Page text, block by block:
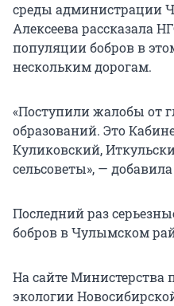
среды администрации
Алексеева рассказала
популяции бобров в
нескольким дорогам.
«Поступили жалобы от
образований. Это
Куликовский,
сельсоветы», —
Последний раз
бобров в Чулымском
На сайте Министерства
экологии